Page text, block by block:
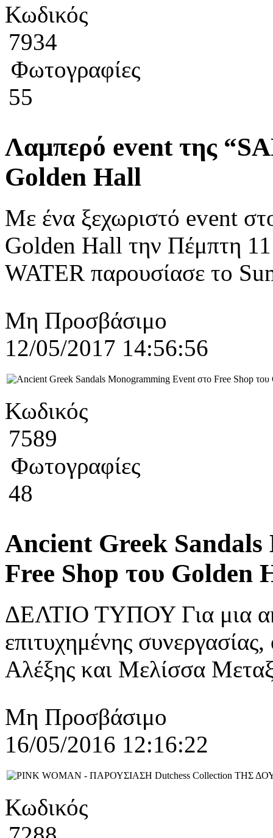
Κωδικός
7934
Φωτογραφίες
55
Λαμπερό event της
Golden Hall
Με ένα ξεχωριστό event
Golden Hall την Πέμπτη
WATER παρουσίασε το
Μη Προσβάσιμο
12/05/2017 14:56:56
Κωδικός
7589
Φωτογραφίες
48
Ancient Greek
Free Shop του Golden
ΔΕΛΤΙΟ ΤΥΠΟΥ Για μια
επιτυχημένης
Αλέξης και Μελίσσα
Μη Προσβάσιμο
16/05/2016 12:16:22
Κωδικός